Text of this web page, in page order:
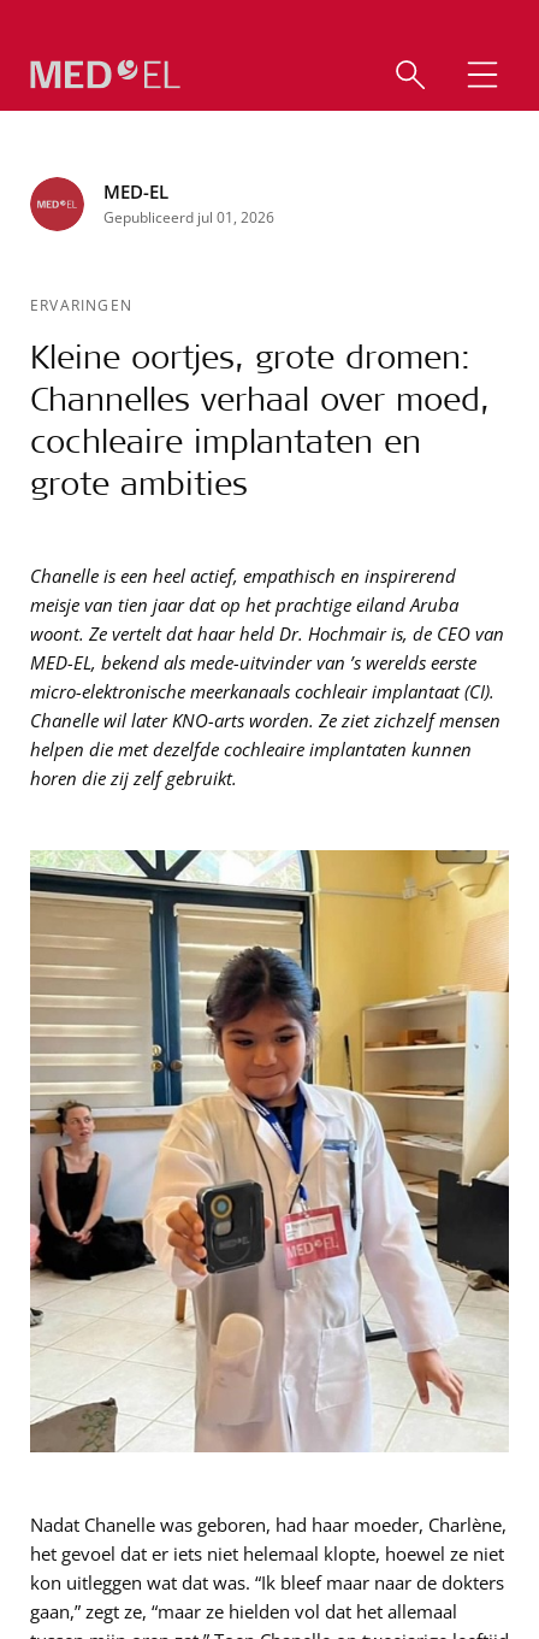
MED-EL
Gepubliceerd jul 01, 2026
ERVARINGEN
Kleine oortjes, grote dromen:
Channelles verhaal over moed,
cochleaire implantaten en
grote ambities
Chanelle is een heel actief, empathisch en inspirerend
meisje van tien jaar dat op het prachtige eiland Aruba
woont. Ze vertelt dat haar held Dr. Hochmair is, de CEO van
MED-EL, bekend als mede-uitvinder van ’s werelds eerste
micro-elektronische meerkanaals cochleair implantaat (CI).
Chanelle wil later KNO-arts worden. Ze ziet zichzelf mensen
helpen die met dezelfde cochleaire implantaten kunnen
horen die zij zelf gebruikt.
Nadat Chanelle was geboren, had haar moeder, Charlène,
het gevoel dat er iets niet helemaal klopte, hoewel ze niet
kon uitleggen wat dat was. “Ik bleef maar naar de dokters
gaan,” zegt ze, “maar ze hielden vol dat het allemaal